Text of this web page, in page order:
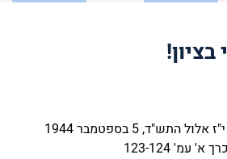
י"ז אלול התש"ד, 5 בספטמבר 1944
עמ' 123-124